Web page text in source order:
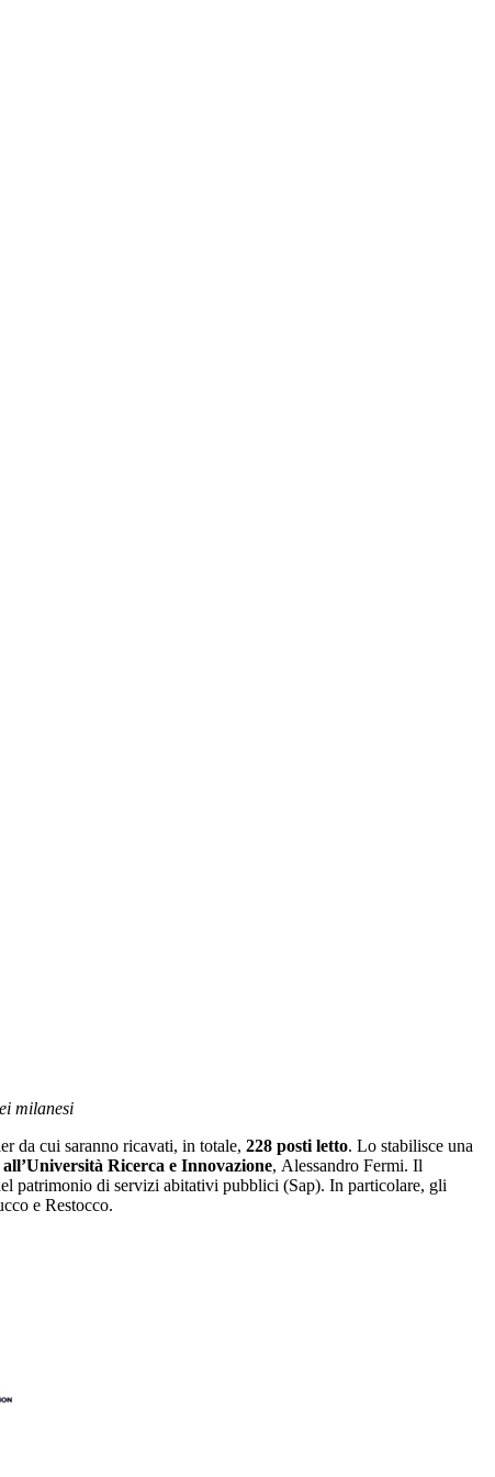
milanesi
da cui saranno ricavati, in totale, 228 posti letto. Lo stabilisce una
all’Università Ricerca e Innovazione, Alessandro Fermi. Il
patrimonio di servizi abitativi pubblici (Sap). In particolare, gli
e Restocco.